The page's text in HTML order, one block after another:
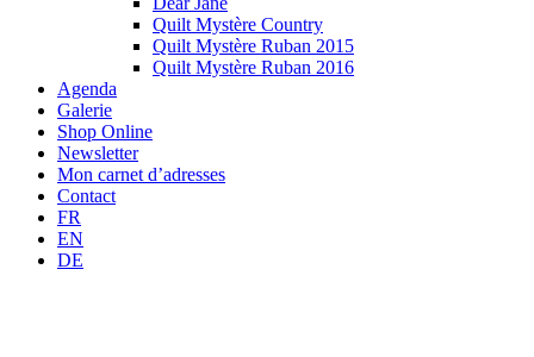
Quilt Mystère Country
Quilt Mystère Ruban 2015
Quilt Mystère Ruban 2016
Agenda
Galerie
Shop Online
Newsletter
Mon carnet d’adresses
Contact
FR
EN
DE